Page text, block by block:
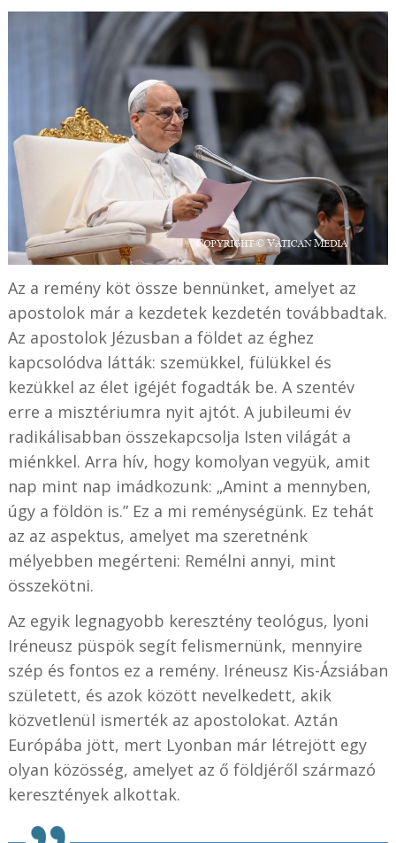
Az a remény köt össze bennünket, amelyet az
apostolok már a kezdetek kezdetén továbbadtak.
Az apostolok Jézusban a földet az éghez
kapcsolódva látták: szemükkel, fülükkel és
kezükkel az élet igéjét fogadták be. A szentév
erre a misztériumra nyit ajtót. A jubileumi év
radikálisabban összekapcsolja Isten világát a
miénkkel. Arra hív, hogy komolyan vegyük, amit
nap mint nap imádkozunk: „Amint a mennyben,
úgy a földön is.” Ez a mi reménységünk. Ez tehát
az az aspektus, amelyet ma szeretnénk
mélyebben megérteni: Remélni annyi, mint
összekötni.
Az egyik legnagyobb keresztény teológus, lyoni
Iréneusz püspök segít felismernünk, mennyire
szép és fontos ez a remény. Iréneusz Kis-Ázsiában
született, és azok között nevelkedett, akik
közvetlenül ismerték az apostolokat. Aztán
Európába jött, mert Lyonban már létrejött egy
olyan közösség, amelyet az ő földjéről származó
keresztények alkottak.